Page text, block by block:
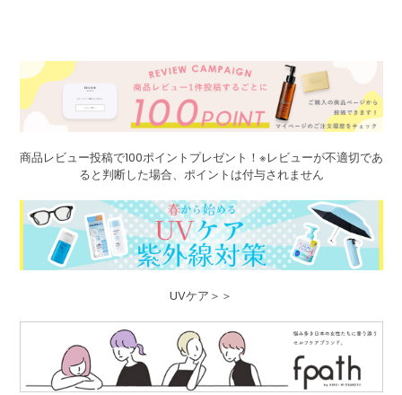
商品レビュー投稿で100ポイントプレゼント！※レビューが不適切であ
ると判断した場合、ポイントは付与されません
UVケア＞＞